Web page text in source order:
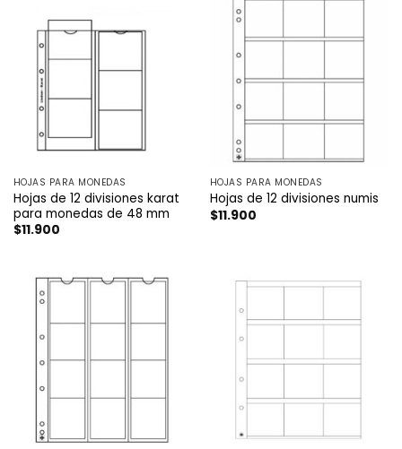
HOJAS PARA MONEDAS
Hojas de 12 divisiones karat
para monedas de 48 mm
$11.900
HOJAS PARA MONEDAS
Hojas de 12 divisiones numis
$11.900